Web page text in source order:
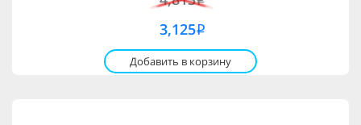
3,125i
Добавить в корзину